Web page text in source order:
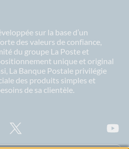
sur la base d’un
des valeurs de confiance,
du groupe La Poste et
unique et original
La Banque Postale privilégie
des produits simples et
de sa clientèle.